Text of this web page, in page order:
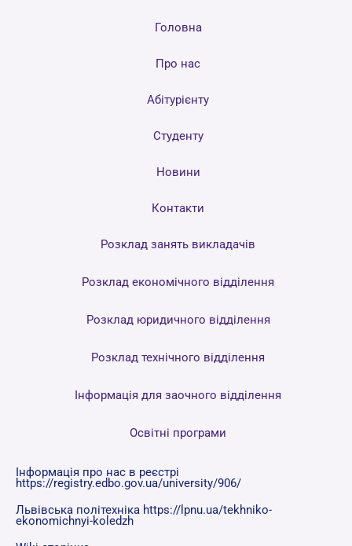
Головна
Про нас
Абітурієнту
Студенту
Новини
Контакти
Розклад занять викладачів
Розклад економічного відділення
Розклад юридичного відділення
Розклад технічного відділення
Інформація для заочного відділення
Освітні програми
Інформація про нас в реєстрі
https://registry.edbo.gov.ua/university/906/
Львівська політехніка https://lpnu.ua/tekhniko-
ekonomichnyi-koledzh